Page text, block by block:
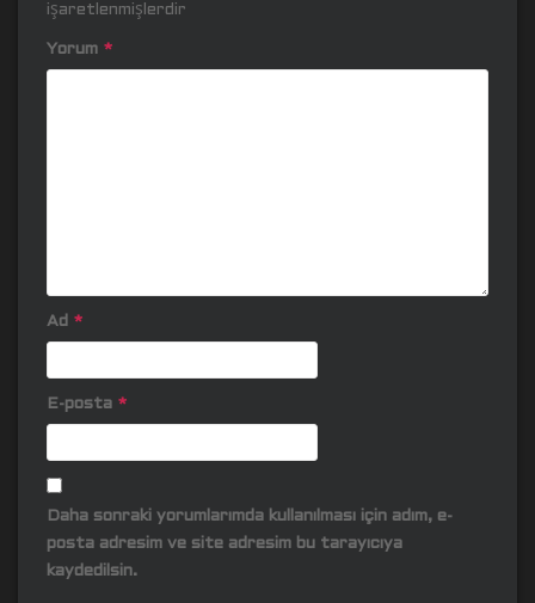
işaretlenmişlerdir
Yorum *
Ad *
E-posta *
Daha sonraki yorumlarımda kullanılması için adım, e-
posta adresim ve site adresim bu tarayıcıya
kaydedilsin.